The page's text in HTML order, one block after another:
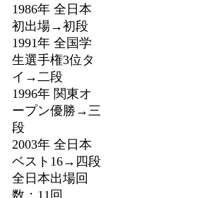
1986年 全日本
初出場→初段
1991年 全国学
生選手権3位タ
イ→二段
1996年 関東オ
ープン優勝→三
段
2003年 全日本
ベスト16→四段
全日本出場回
数：11回